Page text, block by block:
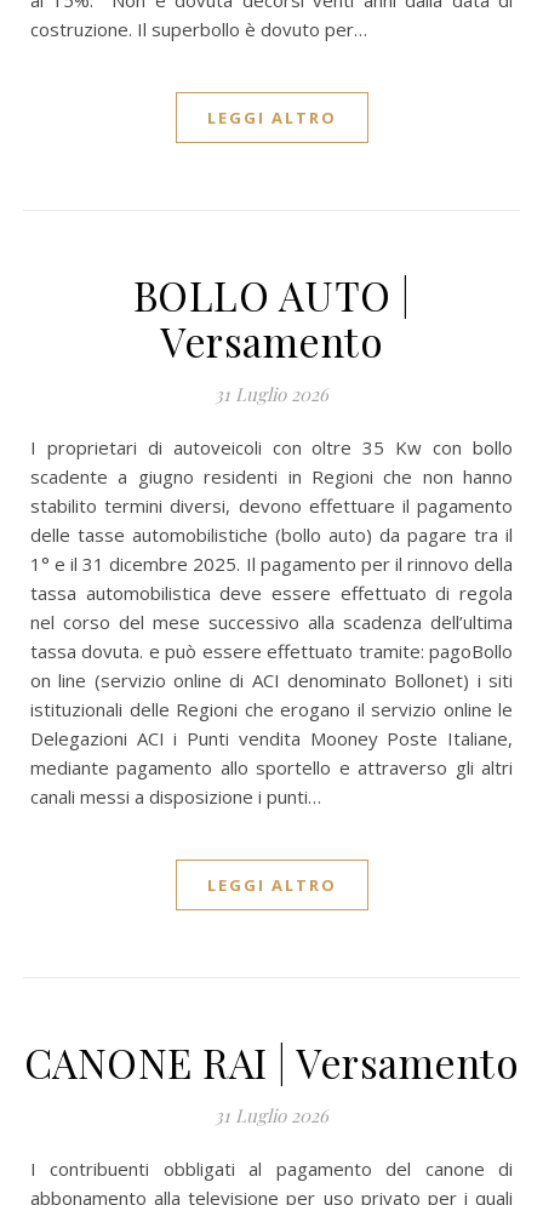
costruzione. Il superbollo è dovuto per…
LEGGI ALTRO
BOLLO AUTO |
Versamento
31 Luglio 2026
I proprietari di autoveicoli con oltre 35 Kw con bollo
scadente a giugno residenti in Regioni che non hanno
stabilito termini diversi, devono effettuare il pagamento
delle tasse automobilistiche (bollo auto) da pagare tra il
1° e il 31 dicembre 2025. Il pagamento per il rinnovo della
tassa automobilistica deve essere effettuato di regola
nel corso del mese successivo alla scadenza dell’ultima
tassa dovuta. e può essere effettuato tramite: pagoBollo
on line (servizio online di ACI denominato Bollonet) i siti
istituzionali delle Regioni che erogano il servizio online le
Delegazioni ACI i Punti vendita Mooney Poste Italiane,
mediante pagamento allo sportello e attraverso gli altri
canali messi a disposizione i punti…
LEGGI ALTRO
CANONE RAI | Versamento
31 Luglio 2026
I contribuenti obbligati al pagamento del canone di
abbonamento alla televisione per uso privato per i quali